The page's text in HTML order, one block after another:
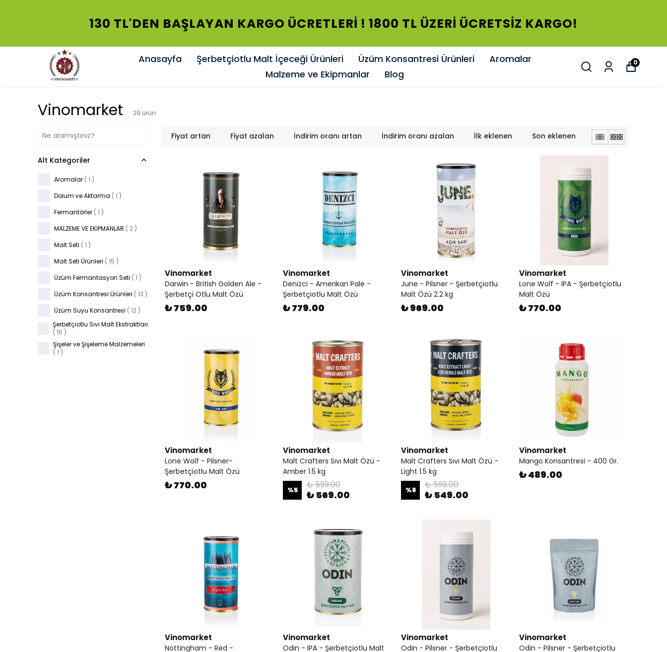
130 TL'DEN BAŞLAYAN KARGO ÜCRETLERİ ! 1800 TL ÜZERİ ÜCRETSİZ KARGO!
Anasayfa Şerbetçiotlu Malt İçeceği Ürünleri Üzüm Konsantresi Ürünleri
Aromalar
Malzeme ve Ekipmanlar
Blog
0
Vinomarket 29 ürün
Fiyat artan Fiyat azalan İndirim oranı artan İndirim oranı azalan İlk eklenen Son eklenen
Alt Kategoriler
Aromalar ( 1 )
Dolum ve Aktarma ( 1 )
Fermantörler ( 1 )
MALZEME VE EKİPMANLAR ( 2 )
Malt Seti ( 1 )
Malt Seti Ürünleri ( 15 )
Üzüm Fermantasyon Seti ( 1 )
Üzüm Konsantresi Ürünleri ( 13 )
Üzüm Suyu Konsantresi ( 12 )
Şerbetçiotlu Sıvı Malt Ekstraktları
(15 )
Şişeler ve Şişeleme Malzemeleri
(1 )
Vinomarket
Darwin - British Golden Ale -
Şerbetçi Otlu Malt Özü
₺ 759.00
Vinomarket
Denizci - Amerikan Pale -
Şerbetçiotlu Malt Özü
₺ 779.00
Vinomarket
June - Pilsner - Şerbetçiotlu
Malt Özü 2.2 kg
₺ 969.00
Vinomarket
Lone Wolf - IPA - Şerbetçiotlu
Malt Özü
₺ 770.00
Vinomarket
Lone Wolf - Pilsner-
Şerbetçiotlu Malt Özü
₺ 770.00
Vinomarket
Malt Crafters Sıvı Malt Özü -
Amber 1.5 kg
%5 ₺ 599.00
₺ 569.00
Vinomarket
Malt Crafters Sıvı Malt Özü -
Light 1.5 kg
%8 ₺ 599.00
₺ 549.00
Vinomarket
Mango Konsantresi - 400 Gr.
₺ 489.00
Vinomarket
Nottingham - Red -
Vinomarket
Odin - IPA - Şerbetçiotlu Malt
Vinomarket
Odin - Pilsner - Şerbetçiotlu
Vinomarket
Odin - Pilsner - Şerbetçiotlu